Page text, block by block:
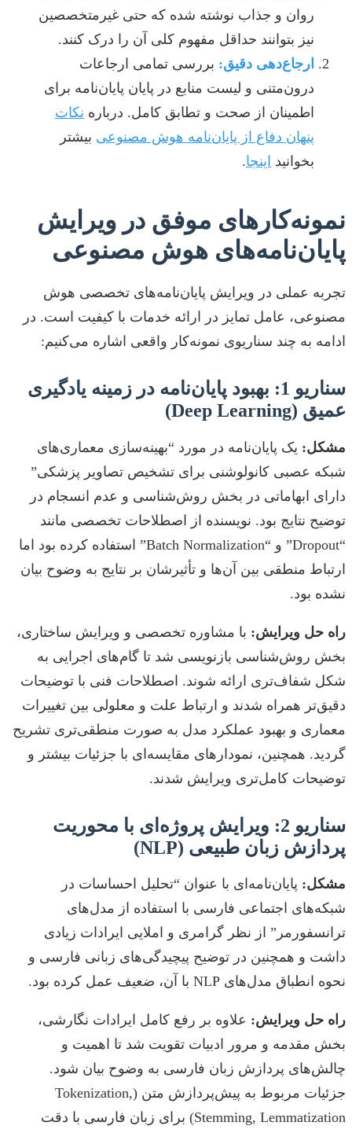
روان و جذاب نوشته شده که حتی غیرمتخصصین
نیز بتوانند حداقل مفهوم کلی آن را درک کنند.
ارجاع‌دهی دقیق: بررسی تمامی ارجاعات
درون‌متنی و لیست منابع در پایان پایان‌نامه برای
اطمینان از صحت و تطابق کامل. درباره نکات
پنهان دفاع از پایان‌نامه هوش مصنوعی بیشتر
بخوانید اینجا.
نمونه‌کارهای موفق در ویرایش
پایان‌نامه‌های هوش مصنوعی
تجربه عملی در ویرایش پایان‌نامه‌های تخصصی هوش
مصنوعی، عامل تمایز در ارائه خدمات با کیفیت است. در
ادامه به چند سناریوی نمونه‌کار واقعی اشاره می‌کنیم:
سناریو 1: بهبود پایان‌نامه در زمینه یادگیری
عمیق (Deep Learning)
مشکل: یک پایان‌نامه در مورد “بهینه‌سازی معماری‌های
شبکه عصبی کانولوشنی برای تشخیص تصاویر پزشکی”
دارای ابهاماتی در بخش روش‌شناسی و عدم انسجام در
توضیح نتایج بود. نویسنده از اصطلاحات تخصصی مانند
“Dropout” و “Batch Normalization” استفاده کرده بود اما
ارتباط منطقی بین آن‌ها و تأثیرشان بر نتایج به وضوح بیان
نشده بود.
راه حل ویرایش: با مشاوره تخصصی و ویرایش ساختاری،
بخش روش‌شناسی بازنویسی شد تا گام‌های اجرایی به
شکل شفاف‌تری ارائه شوند. اصطلاحات فنی با توضیحات
دقیق‌تر همراه شدند و ارتباط علت و معلولی بین تغییرات
معماری و بهبود عملکرد مدل به صورت منطقی‌تری تشریح
گردید. همچنین، نمودارهای مقایسه‌ای با جزئیات بیشتر و
توضیحات کامل‌تری ویرایش شدند.
سناریو 2: ویرایش پروژه‌ای با محوریت
پردازش زبان طبیعی (NLP)
مشکل: پایان‌نامه‌ای با عنوان “تحلیل احساسات در
شبکه‌های اجتماعی فارسی با استفاده از مدل‌های
ترانسفورمر” از نظر گرامری و املایی ایرادات زیادی
داشت و همچنین در توضیح پیچیدگی‌های زبانی فارسی و
نحوه انطباق مدل‌های NLP با آن، ضعیف عمل کرده بود.
راه حل ویرایش: علاوه بر رفع کامل ایرادات نگارشی،
بخش مقدمه و مرور ادبیات تقویت شد تا اهمیت و
چالش‌های پردازش زبان فارسی به وضوح بیان شود.
جزئیات مربوط به پیش‌پردازش متن (Tokenization,
Stemming, Lemmatization) برای زبان فارسی با دقت